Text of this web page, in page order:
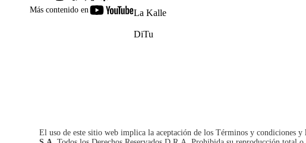
Más contenido en
youtube-
La Kalle
DiTu
El uso de este sitio web implica la aceptación de los Términos y condiciones y